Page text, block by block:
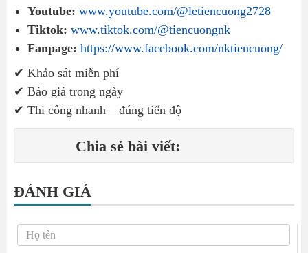
Youtube: www.youtube.com/@letiencuong2728
Tiktok: www.tiktok.com/@tiencuongnk
Fanpage: https://www.facebook.com/nktiencuong/
✔ Khảo sát miễn phí
✔ Báo giá trong ngày
✔ Thi công nhanh – đúng tiến độ
Chia sẻ bài viết:
ĐÁNH GIÁ